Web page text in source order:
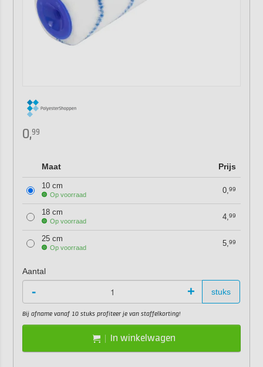
0,99
Maat Prijs
10 cm
Op voorraad 0,99
18 cm
Op voorraad 4,99
25 cm
Op voorraad 5,99
Aantal
- + stuks
Bij afname vanaf 10 stuks profiteer je van staffelkorting!
In winkelwagen